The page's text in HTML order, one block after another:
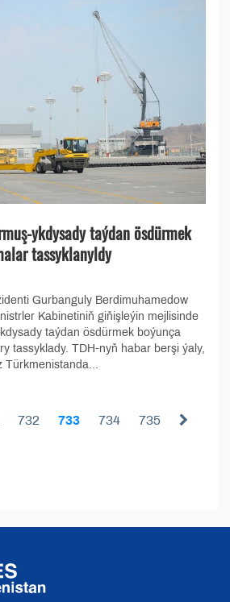
ykdysady taýdan ösdürmek
tassyklanyldy
Gurbanguly Berdimuhamedow
Kabinetiniň giňişleýin mejlisinde
taýdan ösdürmek boýunça
tassyklady. TDH-nyň habar berşi ýaly,
Türkmenistanda...
732 733 734 735